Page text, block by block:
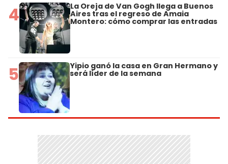
4 La Oreja de Van Gogh llega a Buenos
Aires tras el regreso de Amaia
Montero: cómo comprar las entradas
5 Yipio ganó la casa en Gran Hermano y
será líder de la semana